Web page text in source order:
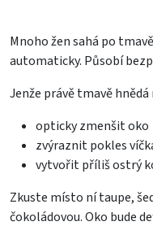
Mnoho žen sahá po
automaticky. Působí
Jenže právě tmavě hnědá
opticky zmenšit oko
zvýraznit pokles
vytvořit příliš ostrý
Zkuste místo ní taupe,
čokoládovou. Oko bude